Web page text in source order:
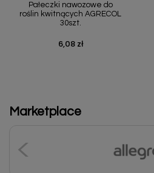
Pałeczki nawozowe do
roślin kwitnących AGRECOL
30szt.
Cena
6,08 zł
Marketplace